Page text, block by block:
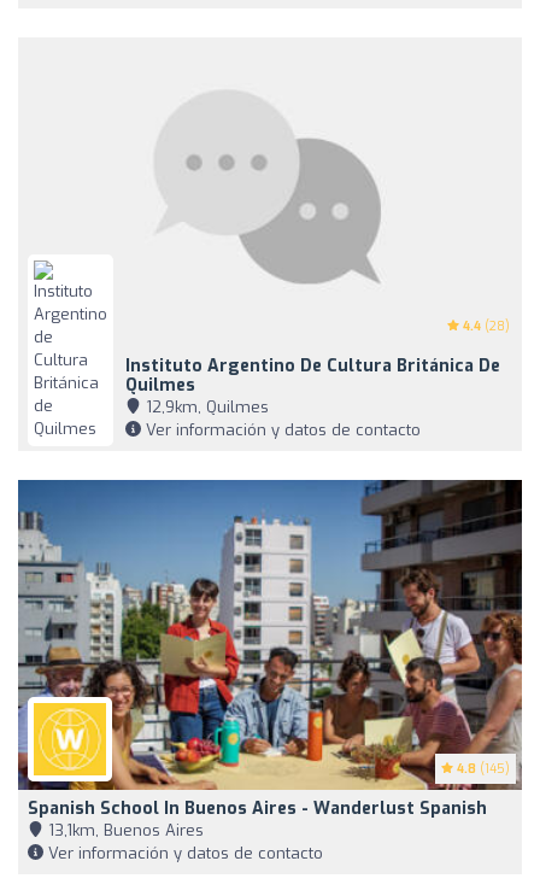
4.4 (28)
Instituto Argentino De Cultura Británica De
Quilmes
12,9km, Quilmes
Ver información y datos de contacto
4.8 (145)
Spanish School In Buenos Aires - Wanderlust Spanish
13,1km, Buenos Aires
Ver información y datos de contacto